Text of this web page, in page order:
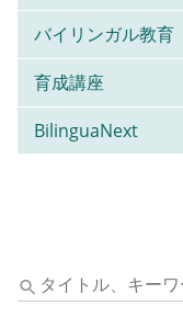
バイリンガル教育
育成講座
BilinguaNext
タ
イ